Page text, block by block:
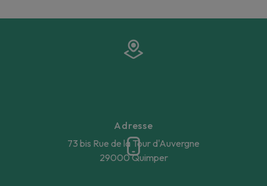
Adresse
73 bis Rue de la Tour d'Auvergne
29000 Quimper